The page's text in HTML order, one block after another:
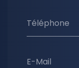
Téléphone
E-Mail